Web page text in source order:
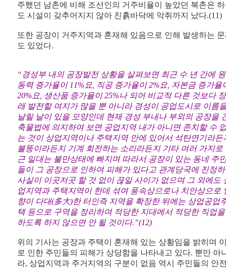
주했던 남촌에 비해 조선인의 거주비율이 높았던 북촌은
도 시설이 갖추어지지 않아 진흙바닥에 악취까지 났다.(11)
또한 공장이 거주지역과 혼재해 있음으로 인해 발생하는
도 있었다.
“경성부 내의 공장발전 상황을 살펴보면 최근 수 년 간에 원
동력 증가율이 11%요, 직공 증가율이 2%요, 자본금 증가율
20%요, 생산품 증가율이 25%나 되어 비교적 다른 것보다 장
래 발전할 여지가 많을 뿐 아니라 경성이 공업도시로 이름
날릴 날이 있을 모양인데 현재 경성 부내나 부외의 공장을
축물법에 의지하여 보면 공업지역 내가 아니면 존치할 수
는 것이 상업지역이나 주택지역 안에 있어서 석탄연기라든
불똥이라든지 기계 회전하는 소리라든지 기타 여러 가지로
근 일대는 불만상태에 빠지며 따라서 공장이 있는 동네 주
들이 그 공장으로 인하여 피해가 있다고 관계당국에 진정
사실이 이곳저곳 할 것 없이 끊일 사이가 없으며 그 외에도
업지역과 주택지역이 한데 섞여 풍속상으로나 치안상으로
향이 다대(多大)한 터인즉 지역을 확장한 뒤에는 상업공업
택 등으로 구역을 정리하여 적당한 지대에서 적당한 직업을
하도록 하지 않으면 안 될 것이다.”(12)
위의 기사는 공장과 주택이 혼재해 있는 상황임을 밝히며
로 인한 주민들의 피해가 상당함을 나타내고 있다. 뿐만 아
라, 상업지역과 주거지역의 구분이 없음 역시 주민들의 안